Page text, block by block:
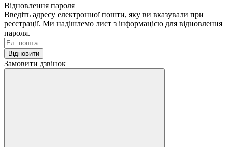
Відновлення пароля
Введіть адресу електронної пошти, яку ви вказували при
реєстрації. Ми надішлемо лист з інформацією для відновлення
пароля.
Відновити
Замовити дзвінок